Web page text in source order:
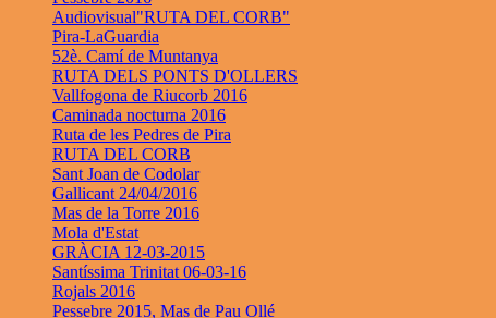
Audiovisual"RUTA DEL CORB"
Pira-LaGuardia
52è. Camí de Muntanya
RUTA DELS PONTS D'OLLERS
Vallfogona de Riucorb 2016
Caminada nocturna 2016
Ruta de les Pedres de Pira
RUTA DEL CORB
Sant Joan de Codolar
Gallicant 24/04/2016
Mas de la Torre 2016
Mola d'Estat
GRÀCIA 12-03-2015
Santíssima Trinitat 06-03-16
Rojals 2016
Pessebre 2015, Mas de Pau Ollé